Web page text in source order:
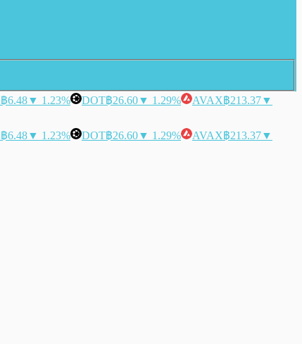
฿6.48▼ 1.23% DOT฿26.60▼ 1.29% AVAX฿213.37▼
฿6.48▼ 1.23% DOT฿26.60▼ 1.29% AVAX฿213.37▼